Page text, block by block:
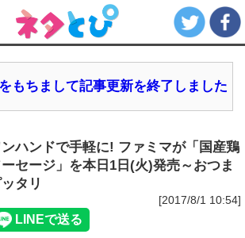
もちまして記事更新を終了しました
ハンドで手軽に! ファミマが「国産鶏
セージ」を本日1日(火)発売～おつま
タリ
[2017/8/1 10:54]